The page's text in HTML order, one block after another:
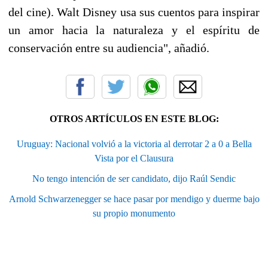
del cine). Walt Disney usa sus cuentos para inspirar
un amor hacia la naturaleza y el espíritu de
conservación entre su audiencia", añadió.
OTROS ARTÍCULOS EN ESTE BLOG:
Uruguay: Nacional volvió a la victoria al derrotar 2 a 0 a Bella
Vista por el Clausura
No tengo intención de ser candidato, dijo Raúl Sendic
Arnold Schwarzenegger se hace pasar por mendigo y duerme bajo
su propio monumento